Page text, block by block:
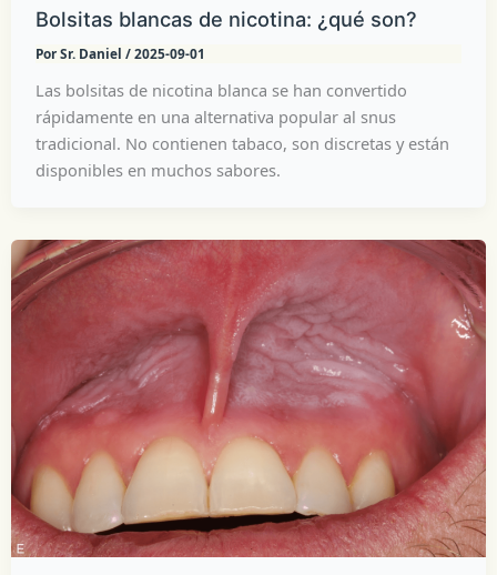
Bolsitas blancas de nicotina: ¿qué son?
PorSr. Daniel /2025-09-01
Las bolsitas de nicotina blanca se han convertido
rápidamente en una alternativa popular al snus
tradicional. No contienen tabaco, son discretas y están
disponibles en muchos sabores.